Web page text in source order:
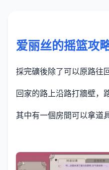
爱丽丝的摇篮攻
採完礦後除了可以原路往
回家的路上沿路打牆壁，
其中有一個房間可以拿道